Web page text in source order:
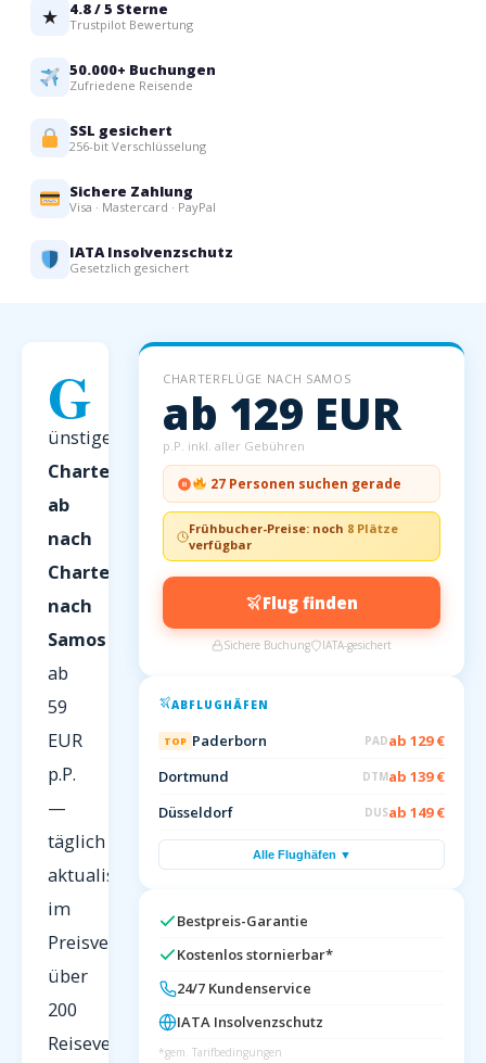
★ 4.8 / 5 Sterne
Trustpilot Bewertung
50.000+ Buchungen
Zufriedene Reisende
SSL gesichert
256-bit Verschlüsselung
Sichere Zahlung
Visa · Mastercard · PayPal
IATA Insolvenzschutz
Gesetzlich gesichert
G
ünstige
Charterflüge
ab
nach
Charterflüge
nach
Samos
ab
59
EUR
p.P.
—
täglich
aktualisiert
im
Preisvergleich
über
200
Reiseveranstalter.
CHARTERFLÜGE NACH SAMOS
ab 129 EUR
p.P. inkl. aller Gebühren
27 Personen suchen gerade
Frühbucher-Preise: noch 8 Plätze
verfügbar
Flug finden
Sichere Buchung IATA-gesichert
ABFLUGHÄFEN
TOP Paderborn PADab 129 €
Dortmund
DTMab 139 €
Düsseldorf
DUSab 149 €
Alle Flughäfen ▼
Bestpreis-Garantie
Kostenlos stornierbar*
24/7 Kundenservice
IATA Insolvenzschutz
*gem. Tarifbedingungen